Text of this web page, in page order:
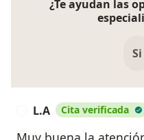
¿Te ayudan las
Si
L.A Cita verificada